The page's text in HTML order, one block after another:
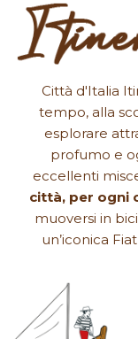
Città d'Italia
tempo, alla
esplorare
profumo e
eccellenti
città, per ogni
muoversi in
un’iconica